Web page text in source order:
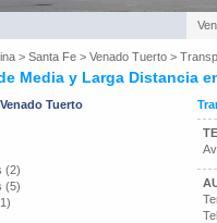
> Santa Fe > Venado Tuerto >
Media y Larga Distancia
Tuerto
(2)
(5)